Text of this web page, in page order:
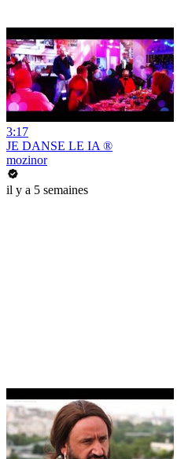
3:17
JE DANSE LE IA ®
mozinor
il y a 5 semaines